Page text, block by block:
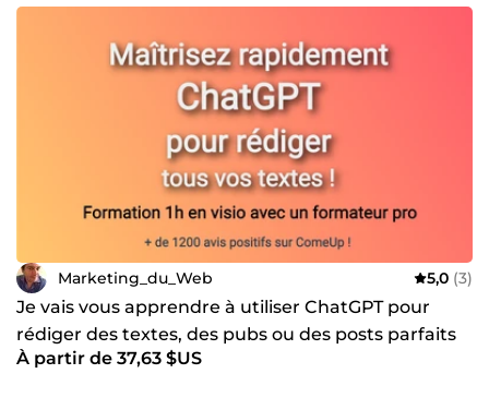
Marketing_du_Web 5,0 (3)
Je vais vous apprendre à utiliser ChatGPT pour
rédiger des textes, des pubs ou des posts parfaits
À partir de 37,63 $US